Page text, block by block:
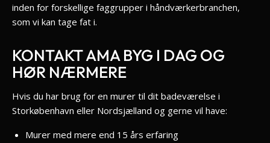
inden for forskellige faggrupper i håndværkerbranchen,
som vi kan tage fat i.
KONTAKT AMA BYG I DAG OG
HØR NÆRMERE
Hvis du har brug for en murer til dit badeværelse i
Storkøbenhavn eller Nordsjælland og gerne vil have:
Murer med mere end 15 års erfaring